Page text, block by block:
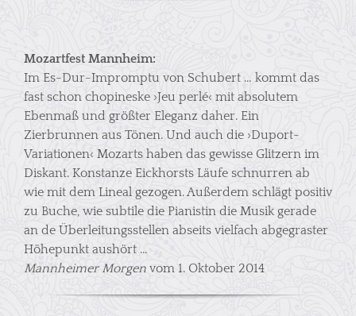
Mozartfest Mannheim:
Im Es-Dur-Impromptu von Schubert … kommt das
fast schon chopineske ›Jeu perlé‹ mit absolutem
Ebenmaß und größter Eleganz daher. Ein
Zierbrunnen aus Tönen. Und auch die ›Duport-
Variationen‹ Mozarts haben das gewisse Glitzern im
Diskant. Konstanze Eickhorsts Läufe schnurren ab
wie mit dem Lineal gezogen. Außerdem schlägt positiv
zu Buche, wie subtile die Pianistin die Musik gerade
an de Überleitungsstellen abseits vielfach abgegraster
Höhepunkt aushört …
Mannheimer Morgen vom 1. Oktober 2014